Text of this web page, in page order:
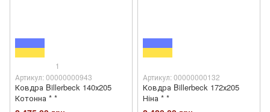
1
Артикул: 00000000943
Ковдра Billerbeck 140х205
Котонна * *
Артикул: 00000000132
Ковдра Billerbeck 172х205
Ніна * *